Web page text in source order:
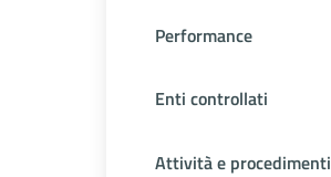
Performance
Enti controllati
Attività e procedimenti